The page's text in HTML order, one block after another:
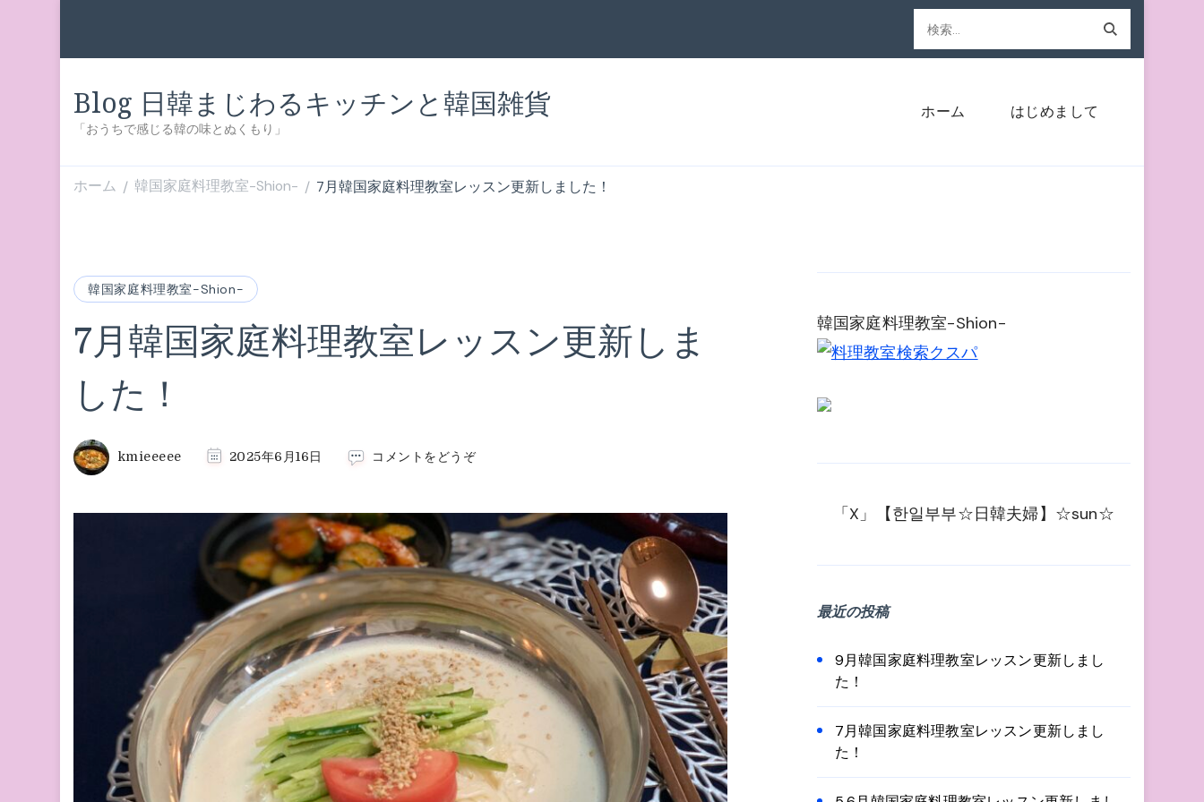
検
索:
Blog 日韓まじわるキッチンと韓国雑貨
「おうちで感じる韓の味とぬくもり」
ホーム はじめまして
ホーム / 韓国家庭料理教室-Shion- / 7月韓国家庭料理教室レッスン更新しました！
韓国家庭料理教室-Shion-
7月韓国家庭料理教室レッスン更新しま
した！
kmieeeee 2025年6月16日 コメントをどうぞ(7
国
家
庭
料
理
教
室
レ
ッ
ス
ン
更
新
し
ま
し
韓国家庭料理教室-Shion-
「X」【한일부부☆日韓夫婦】☆sun☆
最近の投稿
9月韓国家庭料理教室レッスン更新しまし
た！
7月韓国家庭料理教室レッスン更新しまし
た！